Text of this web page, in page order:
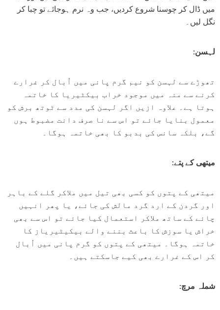
میں ڈال کر چوسنا شروع کردیں، جب وہ نرم ہوجائے تو چبا کر
نگل لیں۔
لہسن:
تھوڑے سے لہسن کو نیم گرم پانی میں اُبال کر غرارے
کرنے سے منہ میں موجود خراب بیکٹیریا کا خاتمہ
ہوتا ہے۔ علاوہ ازیں اگر لہسن کی مدد سے ٹوتھ برش کو
معمول بنایا جائے تو اس سے نا صرف دانت مضبوط ہوں
گے، بلکہ سانس کی بدبو کا بھی خاتمہ ہوگا۔
میتھی کے پتے:
میتھی کے پتوں کو کسی بھی تیل میں ملاکر گلے کے باہر
اور گردن کے ارد گرد مالش کی جائے، یا پھر انہیں
چائے کے ساتھ ملاکر استعمال کیا جائے تو اس سے بھی
خراش یا سوزش کا باعث بننے والے بیکیٹیریاز کا
خاتمہ ہوگا۔ میتھی کے پتوں کو گرم پانی میں اُبال
کر اس کے غرارے بھی کیے جاسکتے ہیں۔
شملہ مرچ: